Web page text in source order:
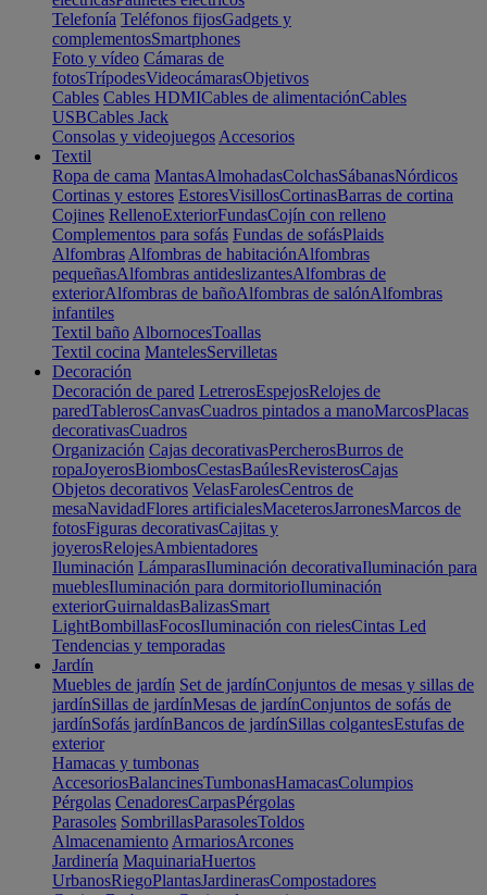
Telefonía Teléfonos fijosGadgets y
complementosSmartphones
Foto y vídeo Cámaras de
fotosTrípodesVideocámarasObjetivos
Cables Cables HDMICables de alimentaciónCables
USBCables Jack
Consolas y videojuegos Accesorios
Textil
Ropa de cama MantasAlmohadasColchasSábanasNórdicos
Cortinas y estores EstoresVisillosCortinasBarras de cortina
Cojines RellenoExteriorFundasCojín con relleno
Complementos para sofás Fundas de sofásPlaids
Alfombras Alfombras de habitaciónAlfombras
pequeñasAlfombras antideslizantesAlfombras de
exteriorAlfombras de bañoAlfombras de salónAlfombras
infantiles
Textil baño AlbornocesToallas
Textil cocina MantelesServilletas
Decoración
Decoración de pared LetrerosEspejosRelojes de
paredTablerosCanvasCuadros pintados a manoMarcosPlacas
decorativasCuadros
Organización Cajas decorativasPercherosBurros de
ropaJoyerosBiombosCestasBaúlesRevisterosCajas
Objetos decorativos VelasFarolesCentros de
mesaNavidadFlores artificialesMaceterosJarronesMarcos de
fotosFiguras decorativasCajitas y
joyerosRelojesAmbientadores
Iluminación LámparasIluminación decorativaIluminación para
mueblesIluminación para dormitorioIluminación
exteriorGuirnaldasBalizasSmart
LightBombillasFocosIluminación con rielesCintas Led
Tendencias y temporadas
Jardín
Muebles de jardín Set de jardínConjuntos de mesas y sillas de
jardínSillas de jardínMesas de jardínConjuntos de sofás de
jardínSofás jardínBancos de jardínSillas colgantesEstufas de
exterior
Hamacas y tumbonas
AccesoriosBalancinesTumbonasHamacasColumpios
Pérgolas CenadoresCarpasPérgolas
Parasoles SombrillasParasolesToldos
Almacenamiento ArmariosArcones
Jardinería MaquinariaHuertos
UrbanosRiegoPlantasJardinerasCompostadores